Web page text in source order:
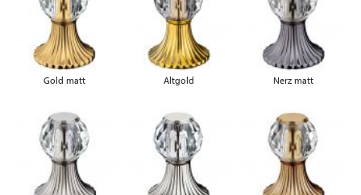
Gold matt Altgold Nerz matt